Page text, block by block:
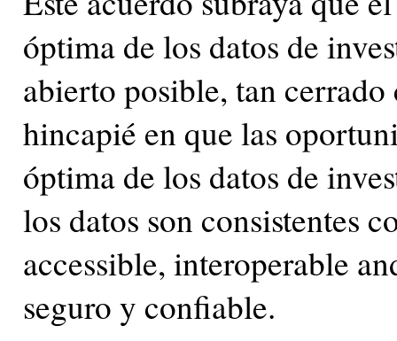
óptima de los datos de
abierto posible, tan
hincapié en que las
óptima de los datos de
los datos son consistentes
accessible, interoperable
seguro y confiable.